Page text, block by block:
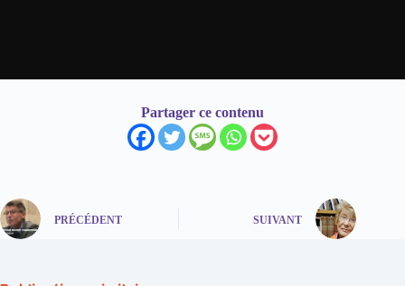
Partager ce contenu
PRÉCÉDENT SUIVANT